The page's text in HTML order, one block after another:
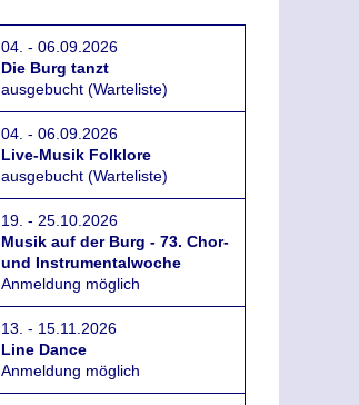
04. - 06.09.2026
Die Burg tanzt
ausgebucht (Warteliste)
04. - 06.09.2026
Live-Musik Folklore
ausgebucht (Warteliste)
19. - 25.10.2026
Musik auf der Burg - 73. Chor-
und Instrumentalwoche
Anmeldung möglich
13. - 15.11.2026
Line Dance
Anmeldung möglich